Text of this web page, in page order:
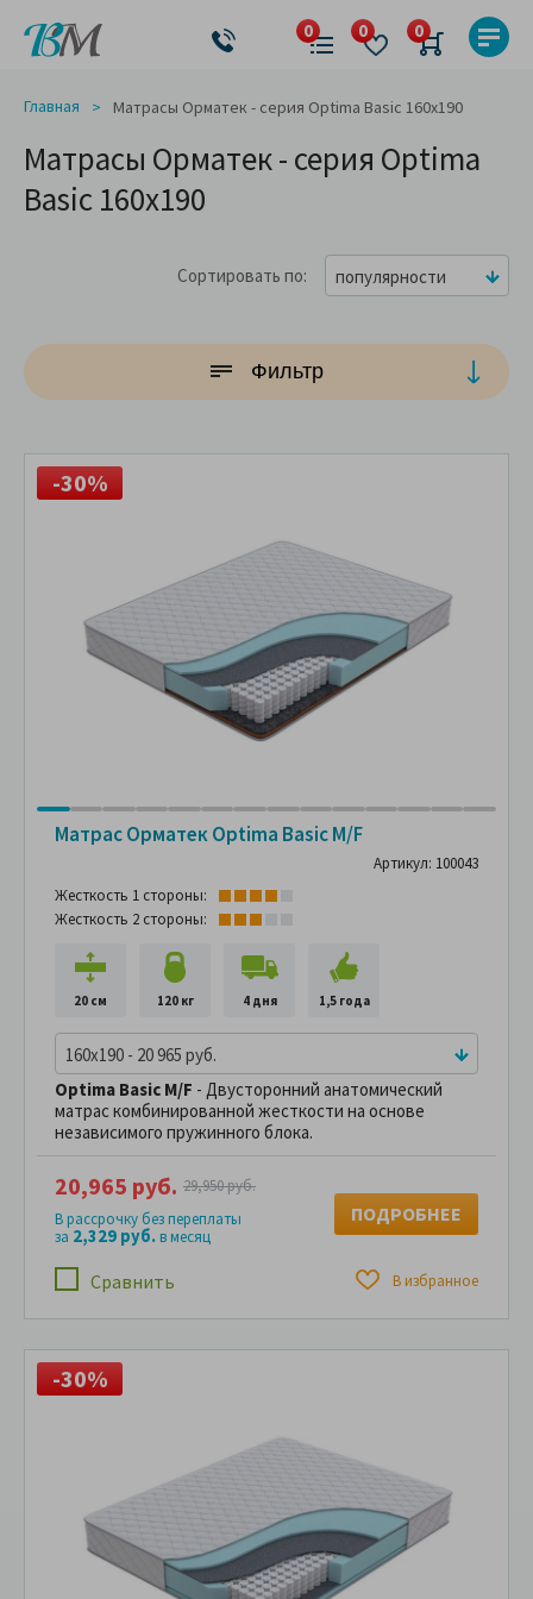
Главная Матрасы Орматек - серия Optima Basic 160x190
Матрасы Орматек - серия Optima
Basic 160x190
Сортировать по популярности
Фильтр
-30%
Матрас Орматек Optima Basic M/F
Артикул: 100043
Жесткость 1 стороны:
Жесткость 2 стороны:
20 см 120 кг 4 дня 1,5 года
160x190 - 20 965 руб.
Optima Basic M/F - Двусторонний анатомический
матрас комбинированной жесткости на основе
независимого пружинного блока.
Сравнить В избранное
20,965 руб. 29,950 руб.
В рассрочку без переплаты
за 2,329 руб.в месяц
ПОДРОБНЕЕ
-30%